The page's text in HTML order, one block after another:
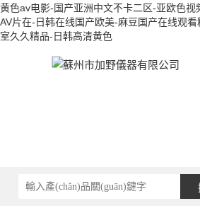
黄色av电影-国产亚洲中文不卡二区-亚欧色视
AV片在-日韩在线国产欧美-麻豆国产在线观
室久久精品-日韩高清黄色